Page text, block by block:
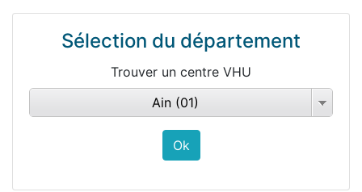
Sélection du département
Trouver un centre VHU
Ain (01)